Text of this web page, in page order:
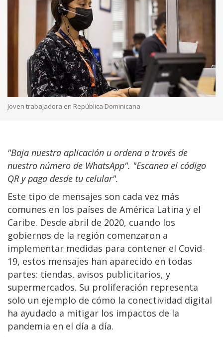
Joven trabajadora en República Dominicana
"Baja nuestra aplicación u ordena a través de
nuestro número de WhatsApp". "Escanea el código
QR y paga desde tu celular".
Este tipo de mensajes son cada vez más
comunes en los países de América Latina y el
Caribe. Desde abril de 2020, cuando los
gobiernos de la región comenzaron a
implementar medidas para contener el Covid-
19, estos mensajes han aparecido en todas
partes: tiendas, avisos publicitarios, y
supermercados. Su proliferación representa
solo un ejemplo de cómo la conectividad digital
ha ayudado a mitigar los impactos de la
pandemia en el día a día.